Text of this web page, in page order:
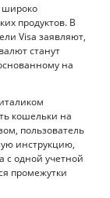
широко
продуктов. В
Visa заявляют,
станут
на
кошельки на
пользователь
инструкцию,
с одной учетной
промежутки